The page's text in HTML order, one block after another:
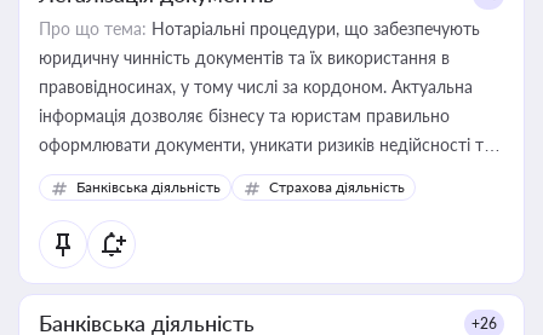
Про що тема: Нотаріальні процедури, що забезпечують
юридичну чинність документів та їх використання в
правовідносинах, у тому числі за кордоном. Актуальна
інформація дозволяє бізнесу та юристам правильно
оформлювати документи, уникати ризиків недійсності та
забезпечувати їх належне прийняття органами влади та
контрагентами
Банківська діяльність Страхова діяльність
Банківська діяльність +26